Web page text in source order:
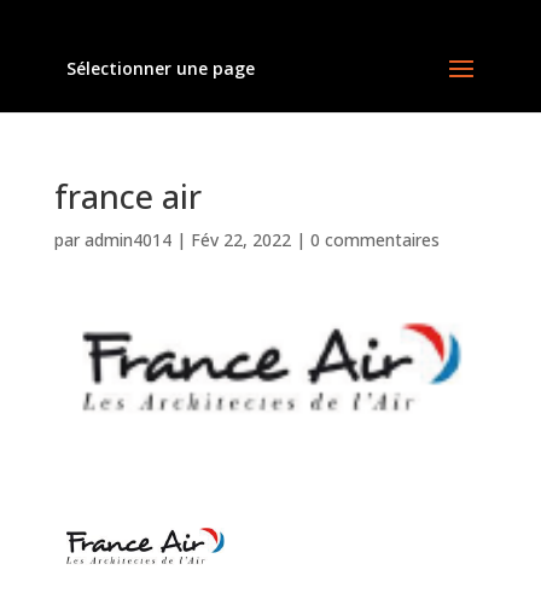
Sélectionner une page
france air
par admin4014| Fév 22, 2022| 0 commentaires